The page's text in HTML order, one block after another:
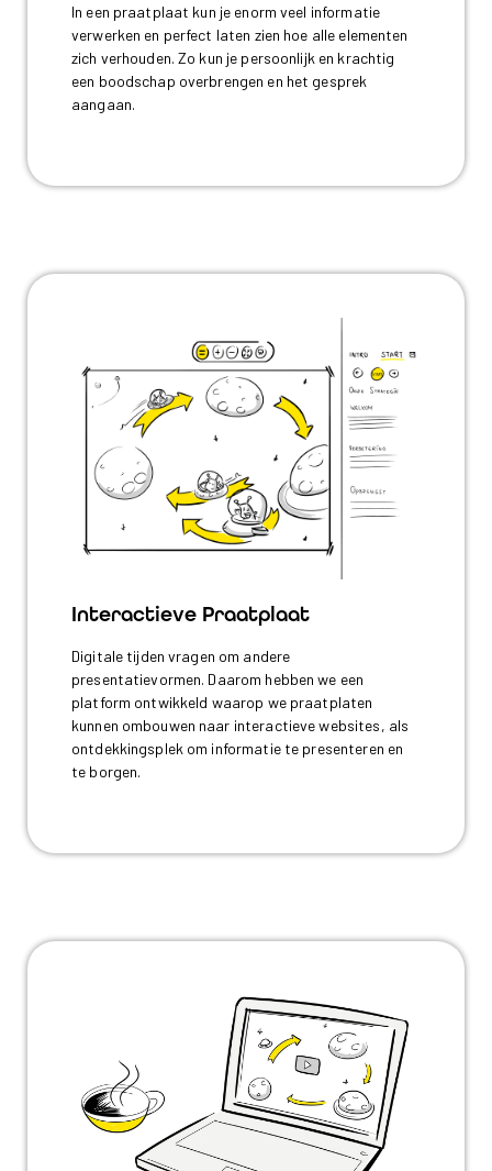
In een praatplaat kun je enorm veel informatie
verwerken en perfect laten zien hoe alle elementen
zich verhouden. Zo kun je persoonlijk en krachtig
een boodschap overbrengen en het gesprek
aangaan.
Interactieve Praatplaat
Digitale tijden vragen om andere
presentatievormen. Daarom hebben we een
platform ontwikkeld waarop we praatplaten
kunnen ombouwen naar interactieve websites, als
ontdekkingsplek om informatie te presenteren en
te borgen.